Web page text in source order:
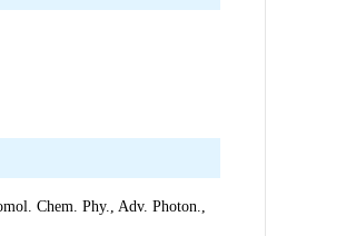
Chem. Phy., Adv. Photon.,